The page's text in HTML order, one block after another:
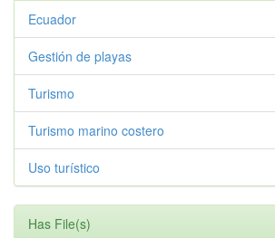
Ecuador
Gestión de playas
Turismo
Turismo marino costero
Uso turístico
Has File(s)